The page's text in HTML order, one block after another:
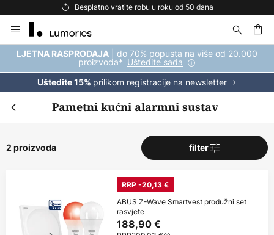
vratite robu u roku od 50 dana
to
Content
LJETNA RASPRODAJA | do 70% popusta na više od 20.000
proizvoda* Uštedite sada
Uštedite 15% prilikom registracije na newsletter
Pametni kućni alarmni sustav
2 proizvoda filter
RRP -20,13 €
ABUS Z-Wave Smartvest produžni set
rasvjete
188,90 €